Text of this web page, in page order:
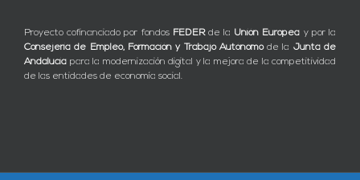
Proyecto cofinanciado por fondos FEDERde la Unión Europea y por la
Consejería de Empleo, Formación y Trabajo Autónomode la Junta de
Andalucía para la modernización digital y la mejora de la competitividad
de las entidades de economía social.